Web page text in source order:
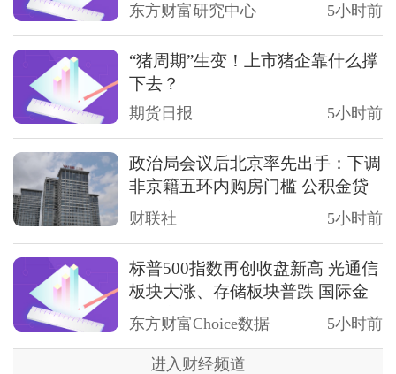
东方财富研究中心 5小时前
“猪周期”生变！上市猪企靠什么撑
下去？
期货日报 5小时前
政治局会议后北京率先出手：下调
非京籍五环内购房门槛 公积金贷
款最高可达340万元
财联社 5小时前
标普500指数再创收盘新高 光通信
板块大涨、存储板块普跌 国际金
价走高
东方财富Choice数据 5小时前
进入财经频道